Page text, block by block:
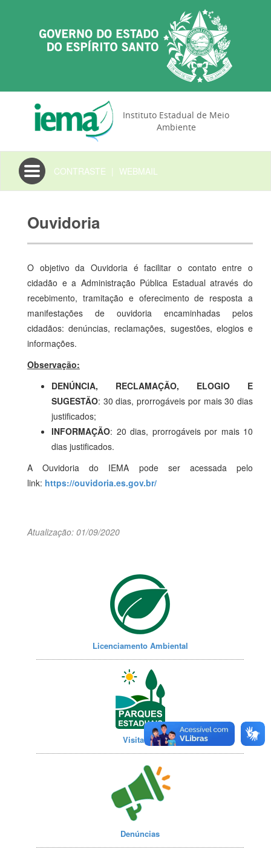
Instituto Estadual de Meio
Ambiente
Toggle
navigation
CONTRASTE | WEBMAIL
Ouvidoria
O objetivo da Ouvidoria é facilitar o contato entre o
cidadão e a Administração Pública Estadual através do
recebimento, tramitação e oferecimento de resposta a
manifestações de ouvidoria encaminhadas pelos
cidadãos: denúncias, reclamações, sugestões, elogios e
informações.
Observação:
DENÚNCIA, RECLAMAÇÃO, ELOGIO E
SUGESTÃO: 30 dias, prorrogáveis por mais 30 dias
justificados;
INFORMAÇÃO: 20 dias, prorrogáveis por mais 10
dias justificados.
A Ouvidoria do IEMA pode ser acessada pelo
link: https://ouvidoria.es.gov.br/
Atualização: 01/09/2020
Licenciamento Ambiental
Visitação
Denúncias